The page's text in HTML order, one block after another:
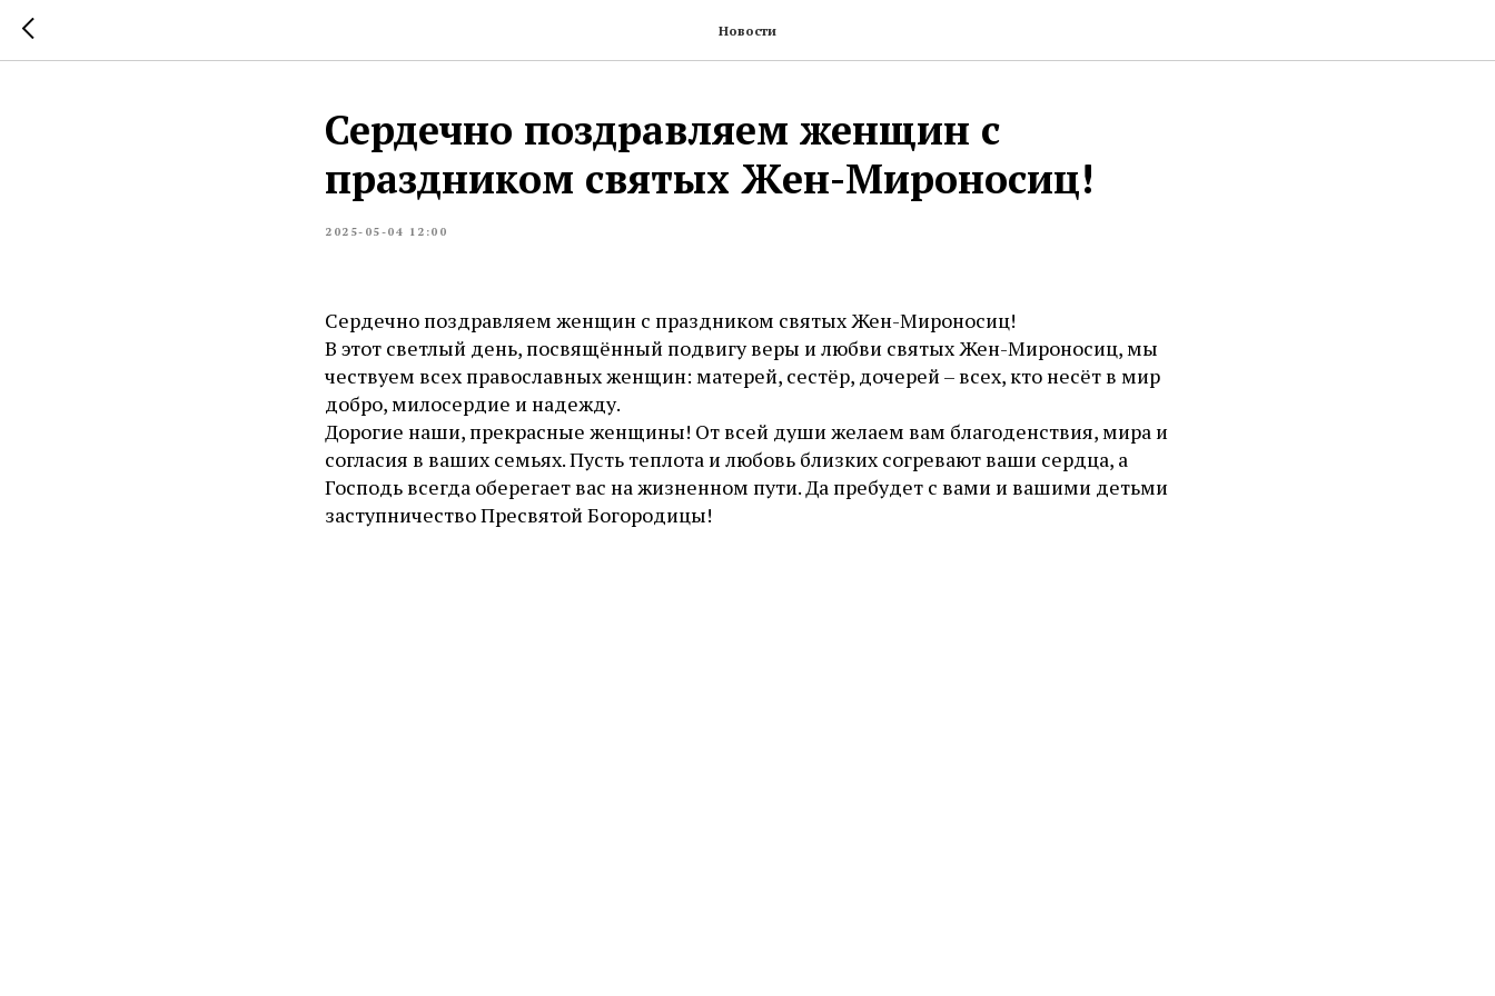
Новости
Сердечно поздравляем женщин с
праздником святых Жен-Мироносиц!
2025-05-04 12:00
Сердечно поздравляем женщин с праздником святых Жен-Мироносиц!
В этот светлый день, посвящённый подвигу веры и любви святых Жен-Мироносиц, мы
чествуем всех православных женщин: матерей, сестёр, дочерей – всех, кто несёт в мир
добро, милосердие и надежду.
Дорогие наши, прекрасные женщины! От всей души желаем вам благоденствия, мира и
согласия в ваших семьях. Пусть теплота и любовь близких согревают ваши сердца, а
Господь всегда оберегает вас на жизненном пути. Да пребудет с вами и вашими детьми
заступничество Пресвятой Богородицы!